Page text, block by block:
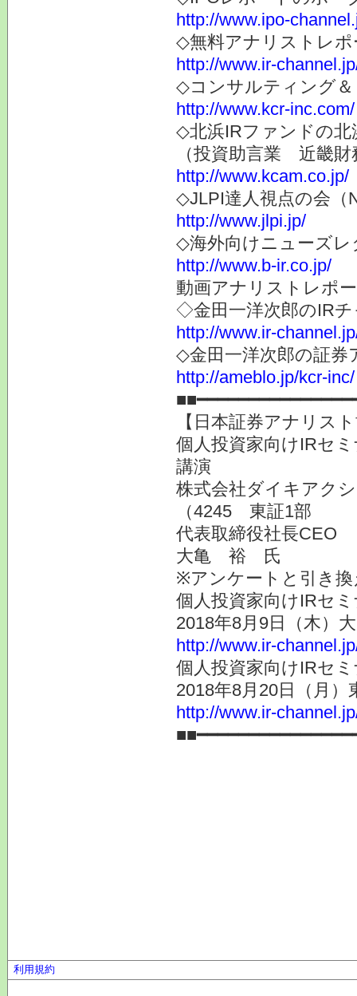
http://www.ipo-
◇無料アナリストレ
http://www.ir-
◇コンサルティング＆
http://www.kcr-inc.com/
◇北浜IRファンドの北
（投資助言業 近畿財
http://www.kcam.co.jp/
◇JLPI達人視点の会（
http://www.jlpi.jp/
◇海外向けニューズレ
http://www.b-ir.co.jp/
動画アナリストレポ
◇金田一洋次郎のIR
http://www.ir-
◇金田一洋次郎の証券
http://ameblo.jp/kcr-inc/
【日本証券アナリス
個人投資家向けIRセ
講演
株式会社ダイキアク
（4245 東証1部
代表取締役社長CEO
大亀 裕 氏
※アンケートと引き
個人投資家向けIRセ
2018年8月9日（木）
http://www.ir-
個人投資家向けIRセ
2018年8月20日（月
http://www.ir-
利用規約